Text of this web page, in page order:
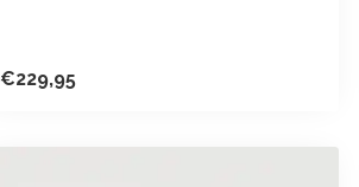
€229,95